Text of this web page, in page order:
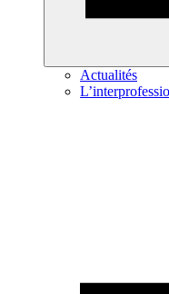
Actualités